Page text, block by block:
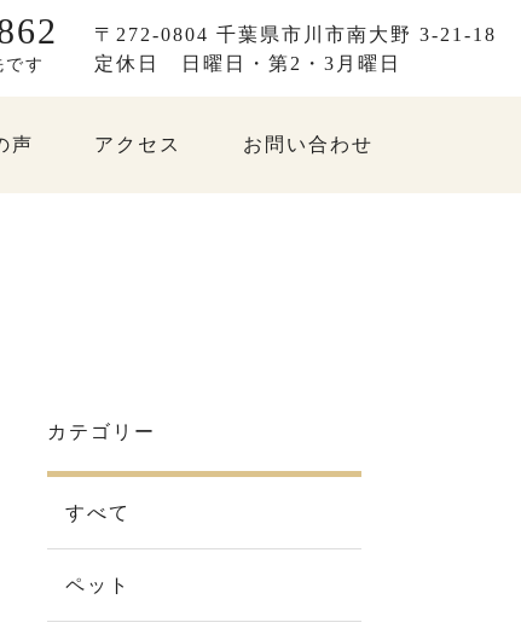
す
〒272-0804 千葉県市川市南大野 3-21-18
定休日
日曜日・第2・3月曜日
声 アクセス お問い合わせ
カテゴリー
すべて
ペット